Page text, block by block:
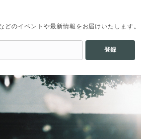
どのイベントや最新情報をお届けいたします。
登録